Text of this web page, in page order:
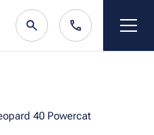
40 Powercat